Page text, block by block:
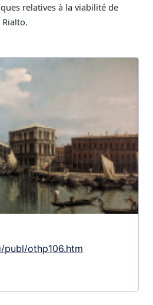
relatives à la viabilité de
othp106.htm